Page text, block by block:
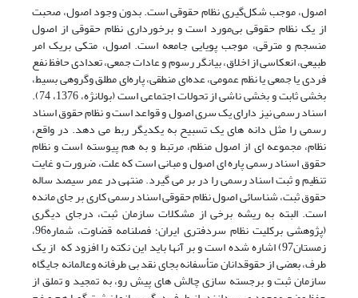
اصول، موجب شکل‌گیری نظام حقوقی است. بدون وجود اصول، صحبت
از یک نظام حقوقی بی‌مورد است و برخورداری نظام حقوقی از اصول
منسجم و مترقی، موجب پویایی جامعه است. اصول، متکی بریک امر
طبیعی، انعکاسی از اخلاق، بیانگر رسوم و عادات جمعی، تعدادی حافظ نفع
فردی یا جمعی یا نظم عمومی، عده‌ای منطقی، پاره‌ای مطلق وگروهی بسیط،
بخشی ثابت و بخشی ناشی از تحولات اجتماعی است (بولانژه، 1376، 74).
اسناد رسمی نیز دارای یک سری اصول و قواعد است و نظام حقوق اسناد
رسمی را مثل دانه های یک تسبیح به یکدیگر ربط می دهد. در واقع،
نظام، مجموعه ای از اصول منظم، مرتبط و به هم پیوسته است و نظام
حقوق اسناد رسمی پاره ای اصول و مبانی است که علت، ضرورت و غایت
تنظیم و ثبت اسناد رسمی را در بر می گیرد. منتهی در عمر سیصد ساله
حقوق ثبت، شناسائی اصول نظام حقوقی اسناد رسمی کاری بر جای مانده
است. البته به ریشه برخی از مشکلات سازمان ثبت، درجای دیگری
(پژوهشی برکلیت نظام سردفتری ایران؛ فصلنامه قضاوت، شماره96،
زمستان97) اشاره شده است و بر آنها باید این نکته را افزود که از یک
طرف، بعضی از حقوقدانان متأسفانه بجای نقد بی طرفانه وعالمانه جایگاه
سازمان ثبت و برجسته سازی چالش های پیش رو، به تمجید و تملق از